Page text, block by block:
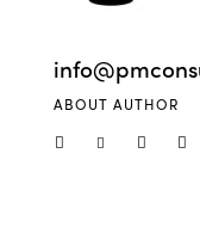
ABOUT AUTHOR